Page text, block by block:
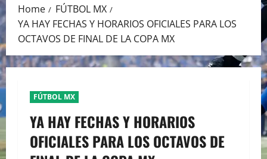
Home
FÚTBOL MX
YA HAY FECHAS Y HORARIOS OFICIALES PARA LOS
OCTAVOS DE FINAL DE LA COPA MX
FÚTBOL MX
YA HAY FECHAS Y HORARIOS
OFICIALES PARA LOS OCTAVOS DE